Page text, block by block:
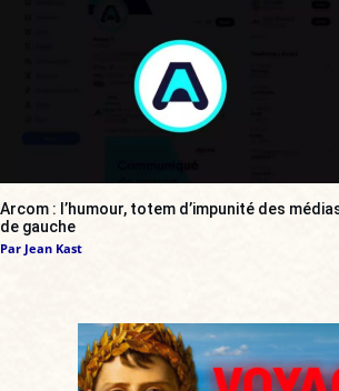
Arcom : l’humour, totem d’impunité des
de gauche
Par Jean Kast